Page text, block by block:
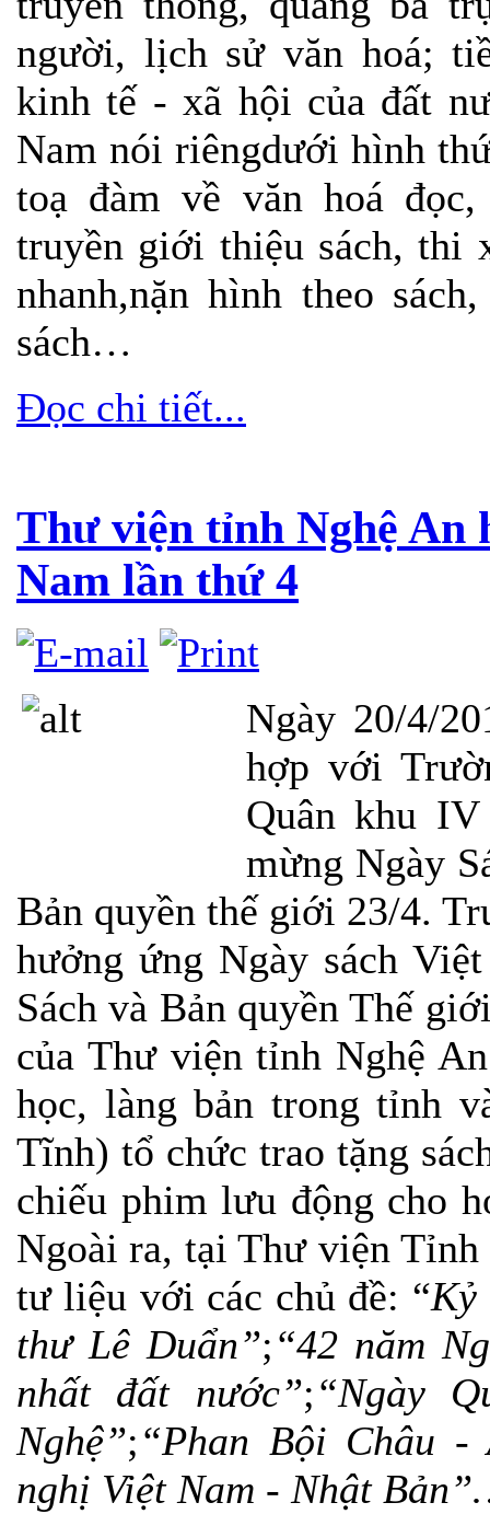
người, lịch sử văn hoá;
kinh tế - xã hội của đất
Nam nói riêngdưới hình
toạ đàm về văn hoá
truyền giới thiệu sách, thi
nhanh,nặn hình theo
sách…
Đọc chi tiết...
Thư viện tỉnh Nghệ An
Nam lần thứ 4
Ngày 20/4/
hợp với
Quân khu
mừng Ngày
Bản quyền thế giới 23/4.
hưởng ứng Ngày sách
Sách và Bản quyền Thế
của Thư viện tỉnh Nghệ
học, làng bản trong tỉnh
Tĩnh) tổ chức trao tặng
chiếu phim lưu động cho
Ngoài ra, tại Thư viện
tư liệu với các chủ đề: “Kỷ
thư Lê Duẩn”;“42 năm
nhất đất nước”;“Ngày
Nghệ”;“Phan Bội Châu -
nghị Việt Nam - Nhật